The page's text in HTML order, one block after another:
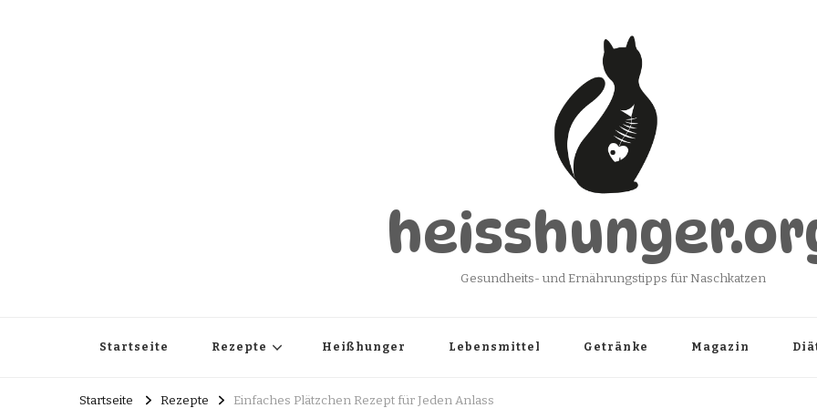
Gesundheits- und Ernährungstipps für Naschkatzen
Startseite Rezepte Heißhunger Lebensmittel Getränke Magazin
Startseite Rezepte Einfaches Plätzchen Rezept für Jeden Anlass